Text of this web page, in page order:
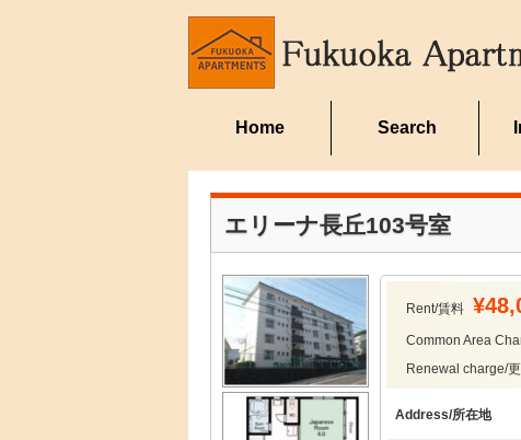
Home Search
エリーナ長丘103号室
Rent/賃料
Common Area
Renewal charge/
Address/所在地